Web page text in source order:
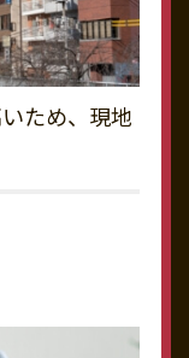
ため、現地